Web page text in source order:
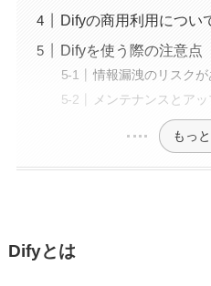
Difyの商用利用につい
Difyを使う際の注意点
情報漏洩のリスクが
メンテナンスとア
もっ
Difyとは